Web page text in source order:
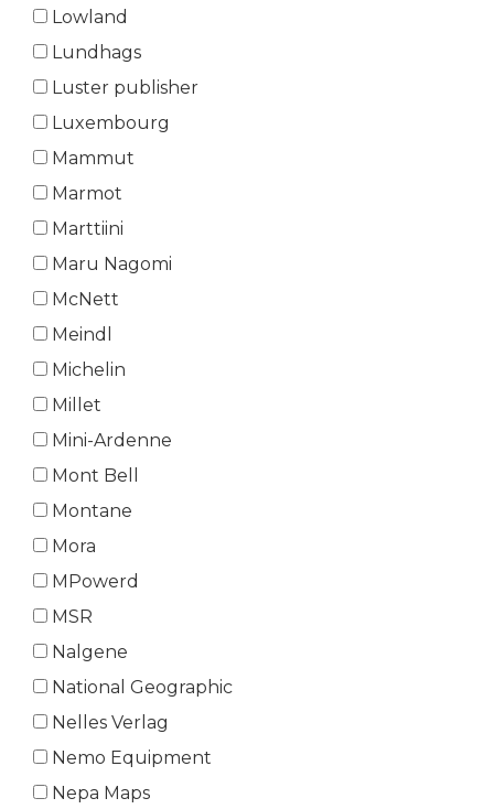
Lowland
Lundhags
Luster publisher
Luxembourg
Mammut
Marmot
Marttiini
Maru Nagomi
McNett
Meindl
Michelin
Millet
Mini-Ardenne
Mont Bell
Montane
Mora
MPowerd
MSR
Nalgene
National Geographic
Nelles Verlag
Nemo Equipment
Nepa Maps